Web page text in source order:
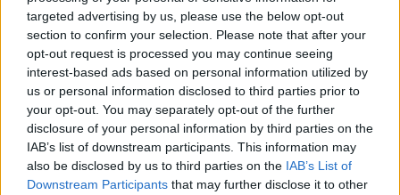
targeted advertising by us, please use the below opt-out
section to confirm your selection. Please note that after your
opt-out request is processed you may continue seeing
interest-based ads based on personal information utilized by
us or personal information disclosed to third parties prior to
your opt-out. You may separately opt-out of the further
disclosure of your personal information by third parties on the
IAB’s list of downstream participants. This information may
also be disclosed by us to third parties on the IAB’s List of
Downstream Participants that may further disclose it to other
Ιστορικό
Εγγραφή Νέου Μέλους
Προνόμια Μελών
Επιτροπές & Ομάδες
Εργασίας
Εκδηλώσεις
Προκηρύξεις -
Τεχνολογικά Νέα
Έρευνες - Μελέτες
Άρθρα & Συνεντεύξεις
Οικονομία